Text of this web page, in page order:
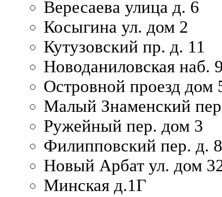
Вересаева улица д. 6
Косыгина ул. дом 2
Кутузовский пр. д. 11
Новоданиловская наб.
Островной проезд дом
Малый Знаменский
Ружейный пер. дом 3
Филипповский пер. д. 8
Новый Арбат ул. дом
Минская д.1Г